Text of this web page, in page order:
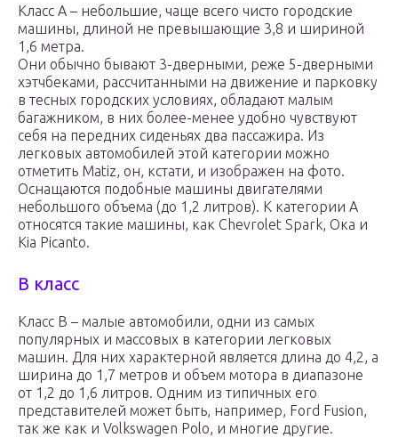
Класс А – небольшие, чаще всего чисто городские
машины, длиной не превышающие 3,8 и шириной
1,6 метра.
Они обычно бывают 3-дверными, реже 5-дверными
хэтчбеками, рассчитанными на движение и парковку
в тесных городских условиях, обладают малым
багажником, в них более-менее удобно чувствуют
себя на передних сиденьях два пассажира. Из
легковых автомобилей этой категории можно
отметить Matiz, он, кстати, и изображен на фото.
Оснащаются подобные машины двигателями
небольшого объема (до 1,2 литров). К категории А
относятся такие машины, как Chevrolet Spark, Ока и
Kia Picanto.
B класс
Класс В – малые автомобили, одни из самых
популярных и массовых в категории легковых
машин. Для них характерной является длина до 4,2, а
ширина до 1,7 метров и объем мотора в диапазоне
от 1,2 до 1,6 литров. Одним из типичных его
представителей может быть, например, Ford Fusion,
так же как и Volkswagen Polo, и многие другие.